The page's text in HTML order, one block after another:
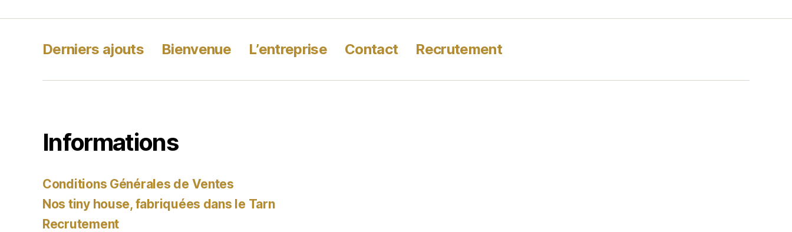
Derniers ajouts Bienvenue L’entreprise Contact Recrutement
Informations
Conditions Générales de Ventes
Nos tiny house, fabriquées dans le Tarn
Recrutement